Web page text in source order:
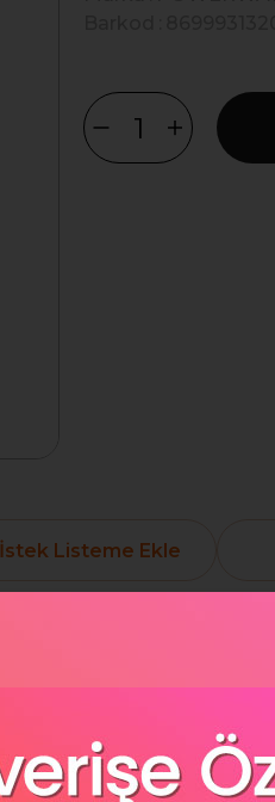
İstek Listeme Ekle
Ödeme